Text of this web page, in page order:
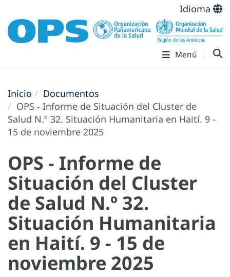
Idioma
Menú
Inicio
Documentos
OPS - Informe de Situación del Cluster de
Salud N.º 32. Situación Humanitaria en Haití. 9 -
15 de noviembre 2025
OPS - Informe de
Situación del Cluster
de Salud N.º 32.
Situación Humanitaria
en Haití. 9 - 15 de
noviembre 2025